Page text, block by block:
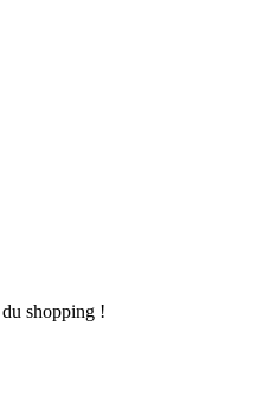
shopping !